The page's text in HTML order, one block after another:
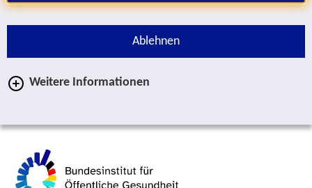
Ablehnen
Weitere Informationen